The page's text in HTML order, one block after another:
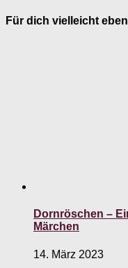
Für dich vielleicht
Dornröschen –
Märchen
14. März 2023